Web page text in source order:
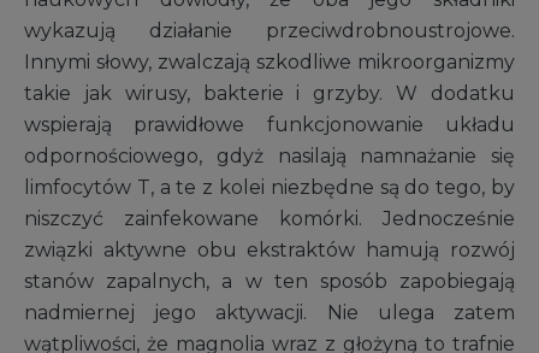
wykazują działanie przeciwdrobnoustrojowe.
Innymi słowy, zwalczają szkodliwe mikroorganizmy
takie jak wirusy, bakterie i grzyby. W dodatku
wspierają prawidłowe funkcjonowanie układu
odpornościowego, gdyż nasilają namnażanie się
limfocytów T, a te z kolei niezbędne są do tego, by
niszczyć zainfekowane komórki. Jednocześnie
związki aktywne obu ekstraktów hamują rozwój
stanów zapalnych, a w ten sposób zapobiegają
nadmiernej jego aktywacji. Nie ulega zatem
wątpliwości, że magnolia wraz z głożyną to trafnie